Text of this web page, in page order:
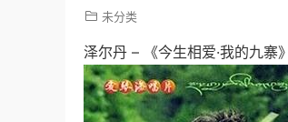
未分类
泽尔丹 – 《今生相爱·我的九